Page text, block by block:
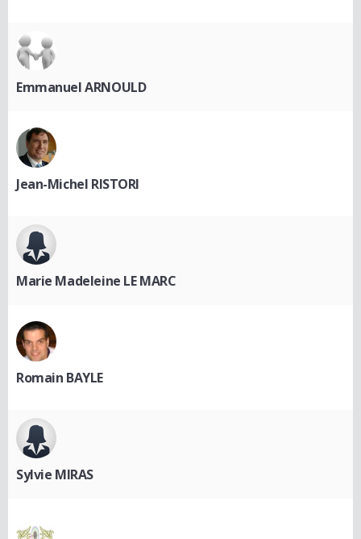
Emmanuel ARNOULD
Jean-Michel RISTORI
Marie Madeleine LE MARC
Romain BAYLE
Sylvie MIRAS